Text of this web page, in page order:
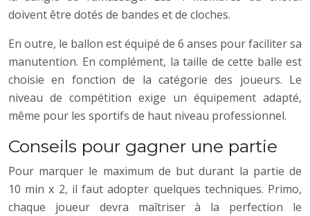
doivent être dotés de bandes et de cloches.
En outre, le ballon est équipé de 6 anses pour faciliter sa
manutention. En complément, la taille de cette balle est
choisie en fonction de la catégorie des joueurs. Le
niveau de compétition exige un équipement adapté,
même pour les sportifs de haut niveau professionnel.
Conseils pour gagner une partie
Pour marquer le maximum de but durant la partie de
10 min x 2, il faut adopter quelques techniques. Primo,
chaque joueur devra maîtriser à la perfection le